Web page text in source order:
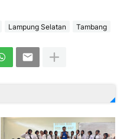
Lampung Selatan Tambang